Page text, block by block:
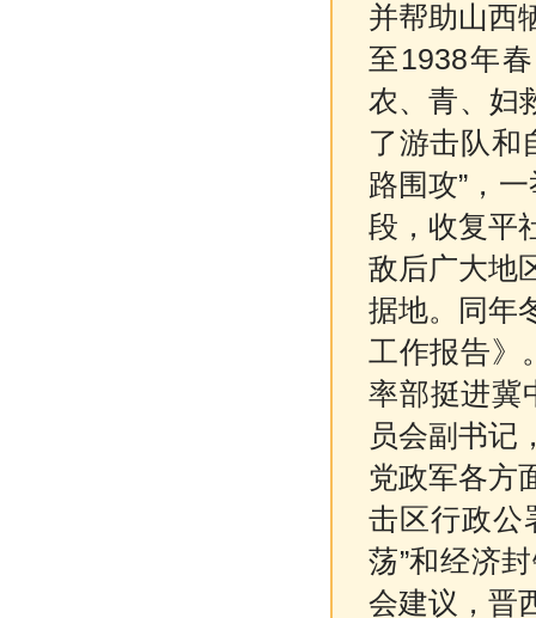
并帮助山西
至1938年
农、青、妇
了游击队和
路围攻”，
段，收复平
敌后广大地
据地。同年
工作报告》
率部挺进冀
员会副书记
党政军各方
击区行政公
荡”和经济
会建议，晋